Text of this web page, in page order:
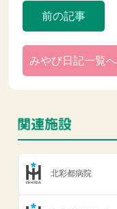
前の記事
みやび日記一覧
北彩都病院